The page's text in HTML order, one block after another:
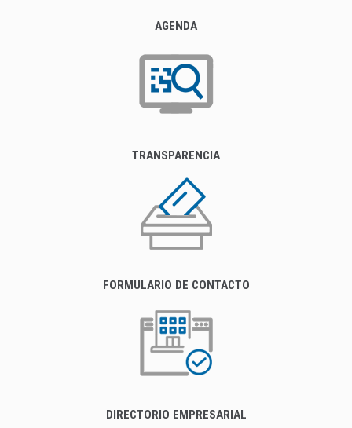
AGENDA
TRANSPARENCIA
FORMULARIO DE CONTACTO
DIRECTORIO EMPRESARIAL